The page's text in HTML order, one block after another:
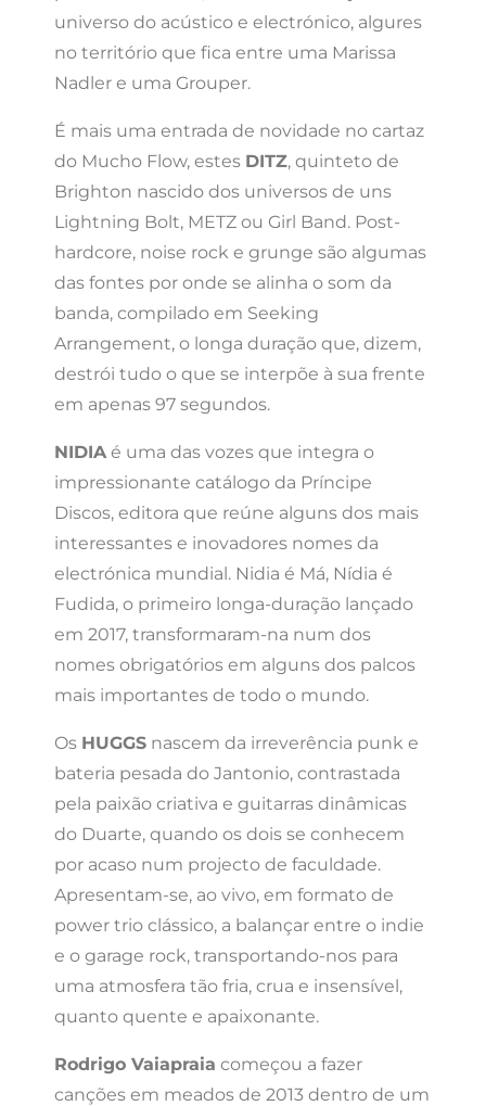
universo do acústico e electrónico, algures
no território que fica entre uma Marissa
Nadler e uma Grouper.
É mais uma entrada de novidade no cartaz
do Mucho Flow, estes DITZ, quinteto de
Brighton nascido dos universos de uns
Lightning Bolt, METZ ou Girl Band. Post-
hardcore, noise rock e grunge são algumas
das fontes por onde se alinha o som da
banda, compilado em Seeking
Arrangement, o longa duração que, dizem,
destrói tudo o que se interpõe à sua frente
em apenas 97 segundos.
NIDIA é uma das vozes que integra o
impressionante catálogo da Príncipe
Discos, editora que reúne alguns dos mais
interessantes e inovadores nomes da
electrónica mundial. Nidia é Má, Nídia é
Fudida, o primeiro longa-duração lançado
em 2017, transformaram-na num dos
nomes obrigatórios em alguns dos palcos
mais importantes de todo o mundo.
Os HUGGS nascem da irreverência punk e
bateria pesada do Jantonio, contrastada
pela paixão criativa e guitarras dinâmicas
do Duarte, quando os dois se conhecem
por acaso num projecto de faculdade.
Apresentam-se, ao vivo, em formato de
power trio clássico, a balançar entre o indie
e o garage rock, transportando-nos para
uma atmosfera tão fria, crua e insensível,
quanto quente e apaixonante.
Rodrigo Vaiapraia começou a fazer
canções em meados de 2013 dentro de um